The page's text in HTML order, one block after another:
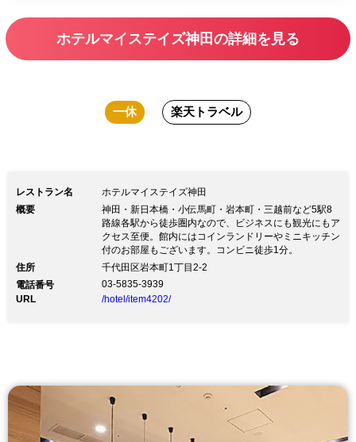
ホテルマイステイズ神田の詳細を見る
一休 楽天トラベル
レストラン名
ホテルマイステイズ神田
概要
神田・新日本橋・小伝馬町・岩本町・三越前など5駅8
路線各駅から徒歩圏内なので、ビジネスにも観光にもア
クセス至便。館内にはコインランドリーやミニキッチン
付のお部屋もございます。コンビニ徒歩1分。
住所
千代田区岩本町1丁目2-2
電話番号
03-5835-3939
URL
/hotel/item4202/